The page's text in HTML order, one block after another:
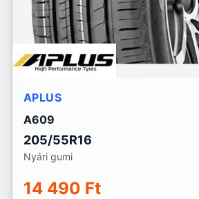
APLUS
A609
205/55R16
Nyári gumi
14 490 Ft